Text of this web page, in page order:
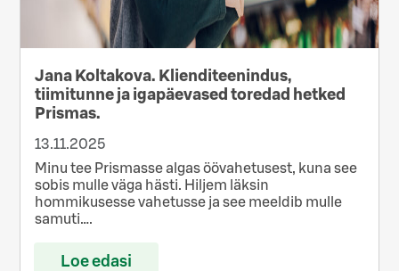
Jana Koltakova. Klienditeenindus,
tiimitunne ja igapäevased toredad hetked
Prismas.
13.11.2025
Minu tee Prismasse algas öövahetusest, kuna see
sobis mulle väga hästi. Hiljem läksin
hommikusesse vahetusse ja see meeldib mulle
samuti….
Loe edasi